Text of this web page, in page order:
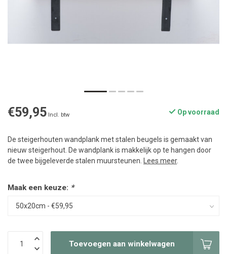
€59,95 Incl. btw Op voorraad
De steigerhouten wandplank met stalen beugels is gemaakt van
nieuw steigerhout. De wandplank is makkelijk op te hangen door
de twee bijgeleverde stalen muursteunen. Lees meer.
Maak een keuze: *
Toevoegen aan winkelwagen